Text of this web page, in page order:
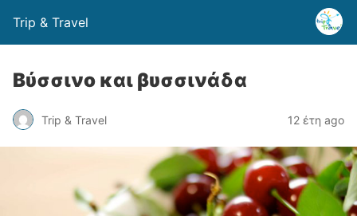
Trip & Travel
Βύσσινο και βυσσινάδα
Trip & Travel 12 έτη ago